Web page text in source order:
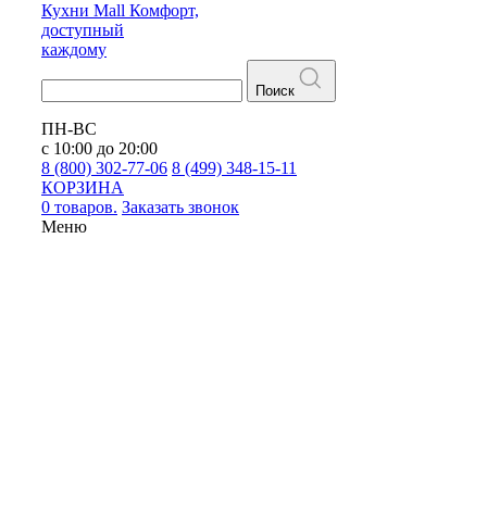
Кухни Mall Комфорт,
доступный
каждому
Поиск
ПН-ВС
с 10:00 до 20:00
8 (800) 302-77-06 8 (499) 348-15-11
КОРЗИНА
0 товаров. Заказать звонок
Меню